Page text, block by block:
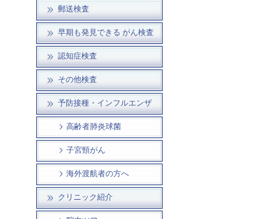
郵送検査
早期も発見できる がん検査
認知症検査
その他検査
予防接種・インフルエンザ
高齢者肺炎球菌
子宮頸がん
海外渡航者の方へ
クリニック紹介